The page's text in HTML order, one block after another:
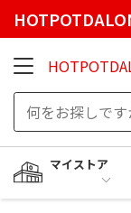
マイストア